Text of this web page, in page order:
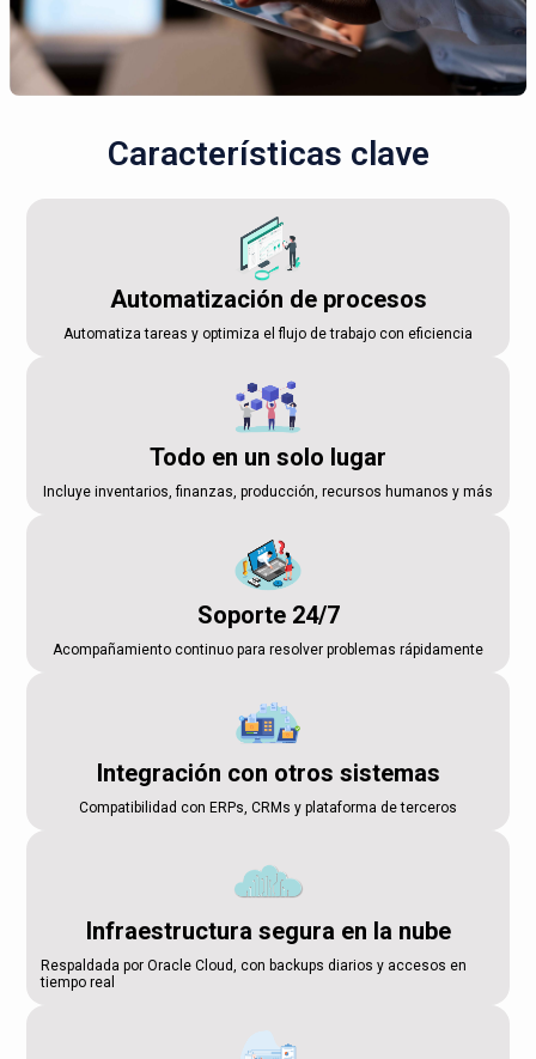
Características clave
Automatización de procesos
Automatiza tareas y optimiza el flujo de trabajo con eficiencia
Todo en un solo lugar
Incluye inventarios, finanzas, producción, recursos humanos y más
Soporte 24/7
Acompañamiento continuo para resolver problemas rápidamente
Integración con otros sistemas
Compatibilidad con ERPs, CRMs y plataforma de terceros
Infraestructura segura en la nube
Respaldada por Oracle Cloud, con backups diarios y accesos en
tiempo real